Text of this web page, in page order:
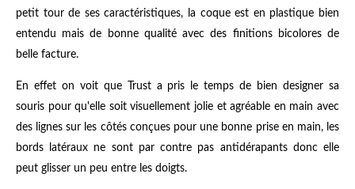
petit tour de ses caractéristiques, la coque est en plastique bien
entendu mais de bonne qualité avec des finitions bicolores de
belle facture.
En effet on voit que Trust a pris le temps de bien designer sa
souris pour qu'elle soit visuellement jolie et agréable en main avec
des lignes sur les côtés conçues pour une bonne prise en main, les
bords latéraux ne sont par contre pas antidérapants donc elle
peut glisser un peu entre les doigts.